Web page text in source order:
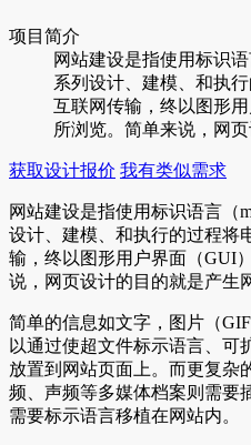
项目简介
网站建设是指使用标识语
系列设计、建模、和执
互联网传输，终以图形
所浏览。简单来说，网
获取设计报价 我有类似需求
网站建设是指使用标识语言（
设计、建模、和执行的过程将
输，终以图形用户界面（GUI
说，网页设计的目的就是产生
简单的信息如文字，图片（
以通过使超文件标示语言、可
放置到网站页面上。而更复杂
频、声频等多媒体档案则需要
需要标示语言移植在网站内。